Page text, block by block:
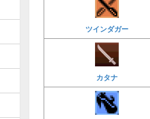
ツインダガー
カタナ